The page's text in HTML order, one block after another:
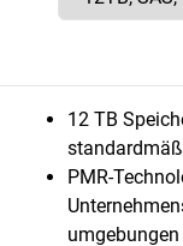
12 TB
PMR-